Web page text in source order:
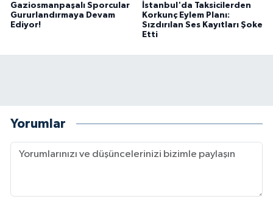
Gaziosmanpaşalı Sporcular
Gururlandırmaya Devam
Ediyor!
İstanbul'da Taksicilerden
Korkunç Eylem Planı:
Sızdırılan Ses Kayıtları Şoke
Etti
Yorumlar